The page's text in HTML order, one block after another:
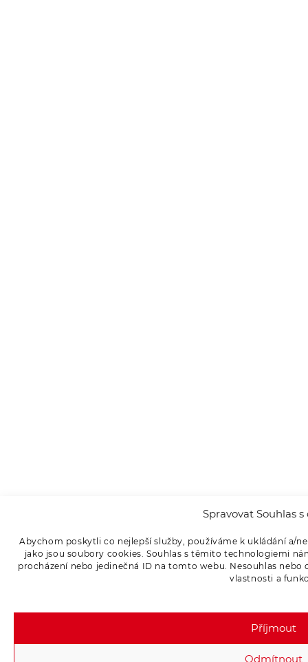
Spravovat Souhlas s
Abychom poskytli co nejlepší služby, používáme k ukládání a/
jako jsou soubory cookies. Souhlas s těmito technologiemi
procházení nebo jedinečná ID na tomto webu. Nesouhlas
vlastnosti a
Příjmout
Odmítnout